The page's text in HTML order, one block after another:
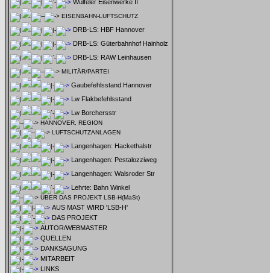
Wülfeler Eisenwerke II
EISENBAHN-LUFTSCHUTZ
DRB-LS: HBF Hannover
DRB-LS: Güterbahnhof Hainholz
DRB-LS: RAW Leinhausen
MILITÄR/PARTEI
Gaubefehlsstand Hannover
Lw Flakbefehlsstand
Lw Borchersstr
HANNOVER, REGION
LUFTSCHUTZANLAGEN
Langenhagen: Hackethalstr
Langenhagen: Pestalozziweg
Langenhagen: Walsroder Str
Lehrte: Bahn Winkel
ÜBER DAS PROJEKT LSB-H(MaSt)
AUS MAST WIRD 'LSB-H'
DAS PROJEKT
AUTOR/WEBMASTER
QUELLEN
DANKSAGUNG
MITARBEIT
LINKS